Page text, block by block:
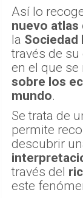
Así lo
nuevo
la Sociedad
través de
en el que
sobre los
mundo.
Se trata de
permite
descubrir
través del
este